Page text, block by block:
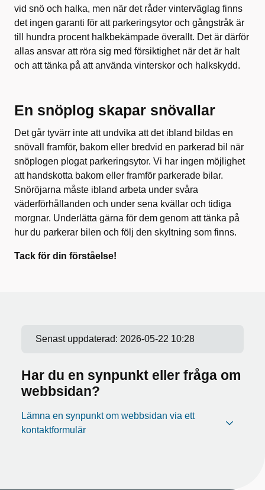
vid snö och halka, men när det råder vinterväglag finns
det ingen garanti för att parkeringsytor och gångstråk är
till hundra procent halkbekämpade överallt. Det är därför
allas ansvar att röra sig med försiktighet när det är halt
och att tänka på att använda vinterskor och halkskydd.
En snöplog skapar snövallar
Det går tyvärr inte att undvika att det ibland bildas en
snövall framför, bakom eller bredvid en parkerad bil när
snöplogen plogat parkeringsytor. Vi har ingen möjlighet
att handskotta bakom eller framför parkerade bilar.
Snöröjarna måste ibland arbeta under svåra
väderförhållanden och under sena kvällar och tidiga
morgnar. Underlätta gärna för dem genom att tänka på
hur du parkerar bilen och följ den skyltning som finns.
Tack för din förståelse!
Senast uppdaterad: 2026-05-22 10:28
Har du en synpunkt eller fråga om
webbsidan?
Lämna en synpunkt om webbsidan via ett
kontaktformulär